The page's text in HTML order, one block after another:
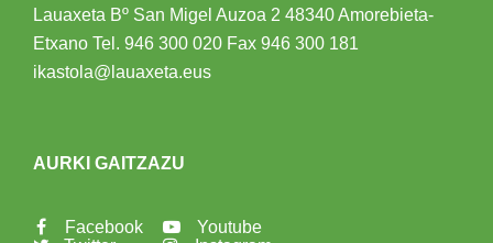
Lauaxeta Bº San Migel Auzoa 2 48340 Amorebieta-
Etxano Tel. 946 300 020 Fax 946 300 181
ikastola@lauaxeta.eus
AURKI GAITZAZU
Facebook
Youtube